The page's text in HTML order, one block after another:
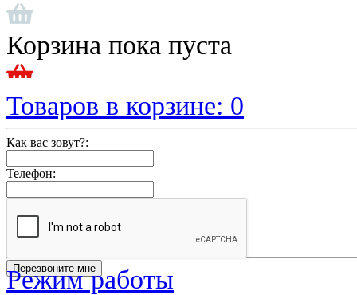
Корзина пока пуста
Товаров в корзине: 0
Как вас зовут?:
Телефон:
Режим работы